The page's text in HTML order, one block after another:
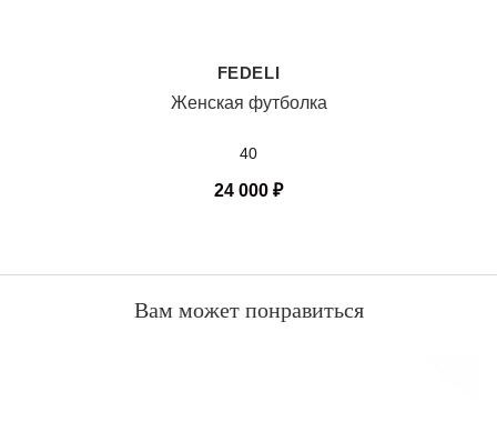
FEDELI
Женская футболка
40
24 000 ₽
Вам может понравиться